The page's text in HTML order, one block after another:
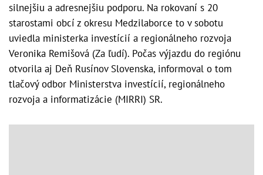
silnejšiu a adresnejšiu podporu. Na rokovaní s 20
starostami obcí z okresu Medzilaborce to v sobotu
uviedla ministerka investícií a regionálneho rozvoja
Veronika Remišová (Za ľudí). Počas výjazdu do regiónu
otvorila aj Deň Rusínov Slovenska, informoval o tom
tlačový odbor Ministerstva investícií, regionálneho
rozvoja a informatizácie (MIRRI) SR.